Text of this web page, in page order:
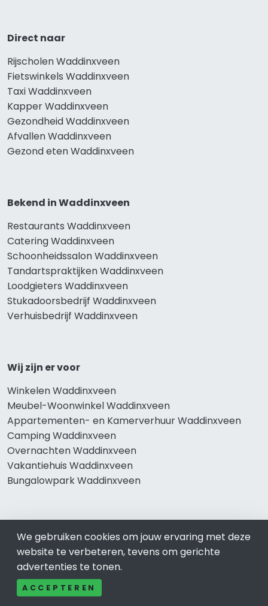
Direct naar
Rijscholen Waddinxveen
Fietswinkels Waddinxveen
Taxi Waddinxveen
Kapper Waddinxveen
Gezondheid Waddinxveen
Afvallen Waddinxveen
Gezond eten Waddinxveen
Bekend in Waddinxveen
Restaurants Waddinxveen
Catering Waddinxveen
Schoonheidssalon Waddinxveen
Tandartspraktijken Waddinxveen
Loodgieters Waddinxveen
Stukadoorsbedrijf Waddinxveen
Verhuisbedrijf Waddinxveen
Wij zijn er voor
Winkelen Waddinxveen
Meubel-Woonwinkel Waddinxveen
Appartementen- en Kamerverhuur Waddinxveen
Camping Waddinxveen
Overnachten Waddinxveen
Vakantiehuis Waddinxveen
Bungalowpark Waddinxveen
Thema’s
Klussenbedrijf Waddinxveen
Notarissen Waddinxveen
Taxateurs Waddinxveen
Schoonmaakbedrijf Waddinxveen
We gebruiken cookies om jouw ervaring met deze
website te verbeteren, tevens om gerichte
advertenties te tonen.
ACCEPTEREN